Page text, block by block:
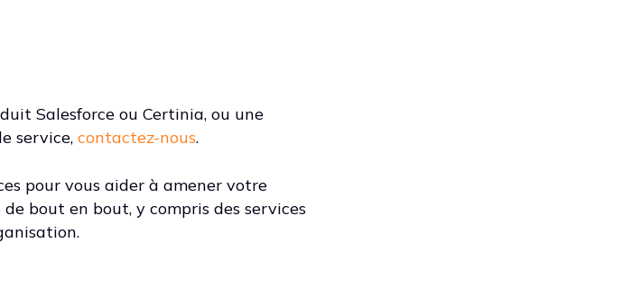
Salesforce ou Certinia, ou une
service, contactez-nous.
pour vous aider à amener votre
bout en bout, y compris des services